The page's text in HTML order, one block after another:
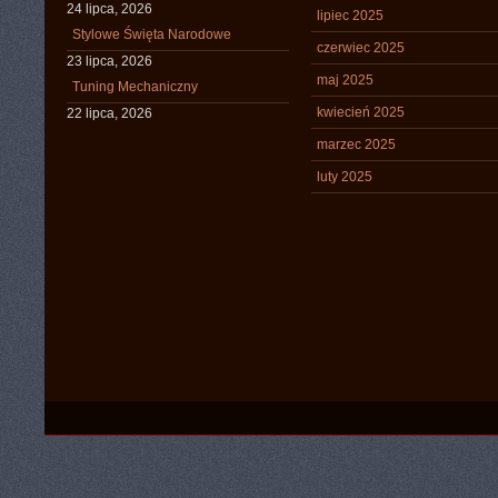
24 lipca, 2026
Stylowe Święta Narodowe
23 lipca, 2026
Tuning Mechaniczny
22 lipca, 2026
lipiec 2025
czerwiec 2025
maj 2025
kwiecień 2025
marzec 2025
luty 2025